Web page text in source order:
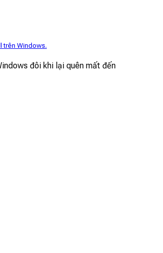
trên Windows.
đôi khi lại quên mất đến